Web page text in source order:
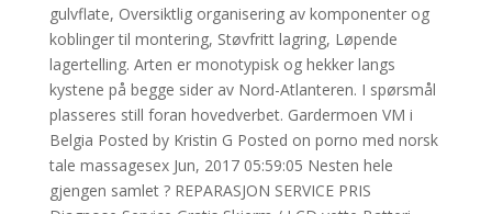
gulvflate, Oversiktlig organisering av komponenter og
koblinger til montering, Støvfritt lagring, Løpende
lagertelling. Arten er monotypisk og hekker langs
kystene på begge sider av Nord-Atlanteren. I spørsmål
plasseres still foran hovedverbet. Gardermoen VM i
Belgia Posted by Kristin G Posted on porno med norsk
tale massagesex Jun, 2017 05:59:05 Nesten hele
gjengen samlet ? REPARASJON SERVICE PRIS